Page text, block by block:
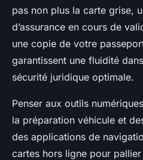
pas non plus la carte grise,
d’assurance en cours de
une copie de votre
garantissent une fluidité
sécurité juridique optimale.
Penser aux outils
la préparation véhicule et
des applications de
cartes hors ligne pour